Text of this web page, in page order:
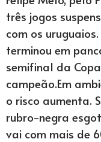
três jogos
com os
terminou em
semifinal da
campeão.Em
o risco aumenta.
rubro-negra
vai com mais de